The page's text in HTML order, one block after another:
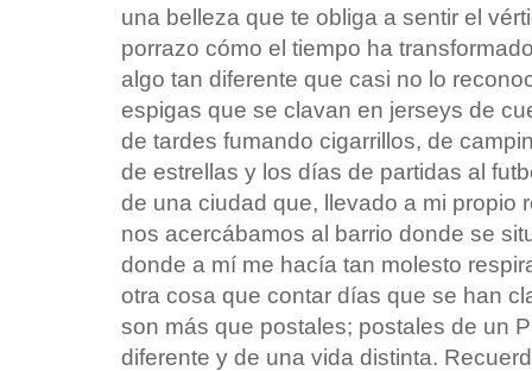
una belleza que te obliga a sentir el
porrazo cómo el tiempo ha
algo tan diferente que casi no lo
espigas que se clavan en jerseys de
de tardes fumando cigarrillos, de
de estrellas y los días de partidas al
de una ciudad que, llevado a mi propio
nos acercábamos al barrio donde se
donde a mí me hacía tan molesto
otra cosa que contar días que se han
son más que postales; postales de un
diferente y de una vida distinta.